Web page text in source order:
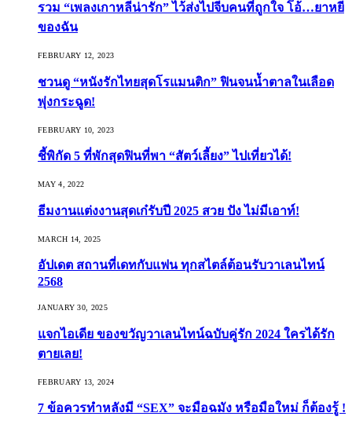
รวม “เพลงเกาหลีน่ารัก” ไว้ส่งไปจีบคนที่ถูกใจ โอ้…ยาหยี
ของฉัน
FEBRUARY 12, 2023
ชวนดู “หนังรักไทยสุดโรแมนติก” ฟินจนน้ำตาลในเลือด
พุ่งกระฉูด!
FEBRUARY 10, 2023
ชี้พิกัด 5 ที่พักสุดฟินที่พา “สัตว์เลี้ยง” ไปเที่ยวได้!
MAY 4, 2022
ธีมงานแต่งงานสุดเก๋รับปี 2025 สวย ปัง ไม่มีเอาท์!
MARCH 14, 2025
อัปเดต สถานที่เดทกับแฟน ทุกสไตล์ต้อนรับวาเลนไทน์
2568
JANUARY 30, 2025
แจกไอเดีย ของขวัญวาเลนไทน์ฉบับคู่รัก 2024 ใครได้รัก
ตายเลย!
FEBRUARY 13, 2024
7 ข้อควรทำหลังมี “SEX” จะมือฉมัง หรือมือใหม่ ก็ต้องรู้ !